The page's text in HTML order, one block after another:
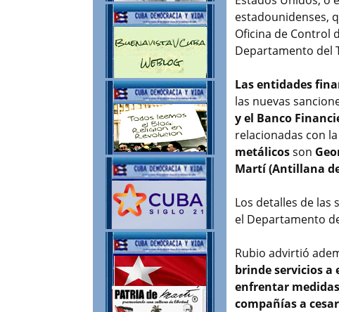
estadounidenses,
Oficina de Control
Departamento del
Las entidades
las nuevas
y el Banco
relacionadas con
metálicosson
Martí (Antillana
Los detalles de
el Departamento
Rubio advirtió
brinde servicios a
enfrentar
compañías a